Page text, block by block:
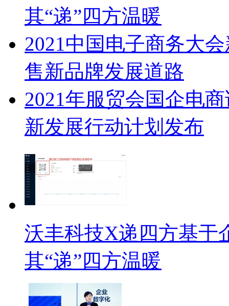
其“递”四方温暖
2021中国电子商务大
售新品牌发展道路
2021年服贸会国企电
新发展行动计划发布
沃丰科技X递四方基于
其“递”四方温暖